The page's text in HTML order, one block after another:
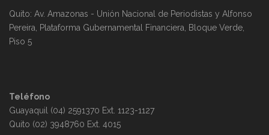
Quito: Av. Amazonas - Unión Nacional de Periodistas y Alfonso
Pereira, Plataforma Gubernamental Financiera, Bloque Verde,
Piso 5
Teléfono
Guayaquil (04) 2591370 Ext. 1123-1127
Quito (02) 3948760 Ext. 4015